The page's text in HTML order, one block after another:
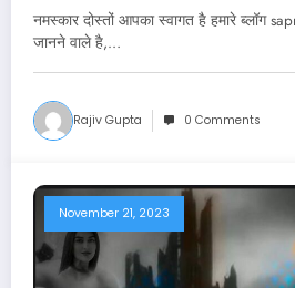
नमस्कार दोस्तों आपका स्वागत है हमारे ब्लॉग
जानने वाले है,…
Rajiv Gupta 0 Comments
November 21, 2023